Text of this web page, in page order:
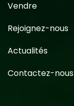
Vendre
Rejoignez-nous
Actualités
Contactez-nous